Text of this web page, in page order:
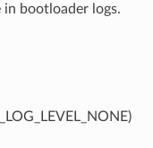
bootloader logs.